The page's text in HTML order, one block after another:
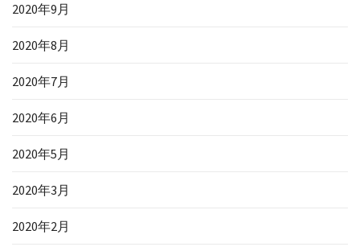
2020年9月
2020年8月
2020年7月
2020年6月
2020年5月
2020年3月
2020年2月